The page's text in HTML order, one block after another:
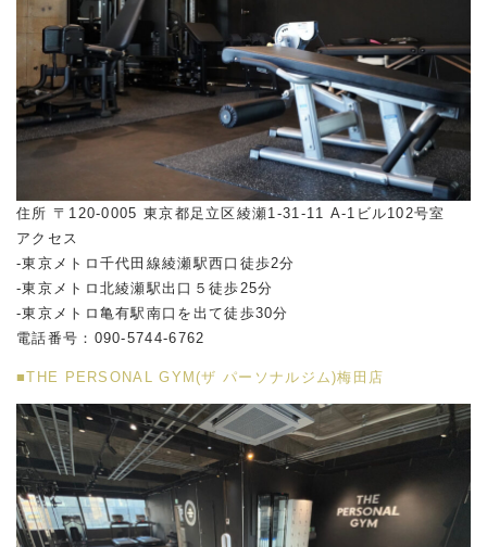
住所 〒120-0005 東京都足立区綾瀬1-31-11 A-1ビル102号室
アクセス
-東京メトロ千代田線綾瀬駅西口徒歩2分
-東京メトロ北綾瀬駅出口５徒歩25分
-東京メトロ亀有駅南口を出て徒歩30分
電話番号：090-5744-6762
■THE PERSONAL GYM(ザ パーソナルジム)梅田店